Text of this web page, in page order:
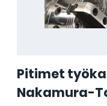
Pitimet
Nakamura-